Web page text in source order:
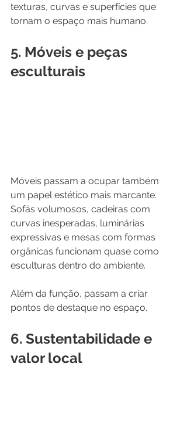
texturas, curvas e superfícies que
tornam o espaço mais humano.
5. Móveis e peças
esculturais
Móveis passam a ocupar também
um papel estético mais marcante.
Sofás volumosos, cadeiras com
curvas inesperadas, luminárias
expressivas e mesas com formas
orgânicas funcionam quase como
esculturas dentro do ambiente.
Além da função, passam a criar
pontos de destaque no espaço.
6. Sustentabilidade e
valor local